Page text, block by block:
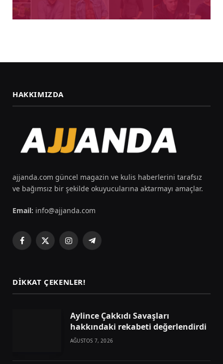
HAKKIMIZDA
ajjanda.com güncel magazin ve kulis haberlerini tarafsız
ve bağımsız bir şekilde okuyucularına aktarmayı amaçlar.
Email: info@ajjanda.com
Facebook
X
InstagramTelegram
DIKKAT ÇEKENLER!
Aylince Çakkıdı Savaşları
hakkındaki rekabeti değerlendirdi
AĞUSTOS 7, 2026